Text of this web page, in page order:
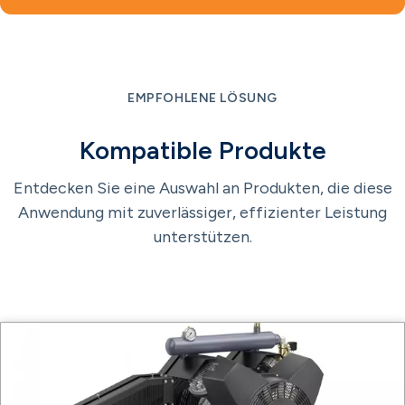
EMPFOHLENE LÖSUNG
Kompatible Produkte
Entdecken Sie eine Auswahl an Produkten, die diese
Anwendung mit zuverlässiger, effizienter Leistung
unterstützen.